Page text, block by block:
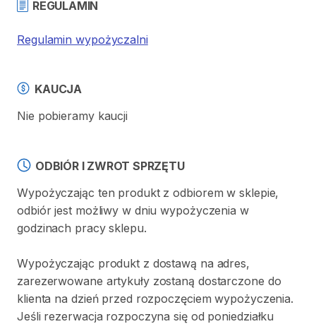
REGULAMIN
Regulamin wypożyczalni
KAUCJA
Nie pobieramy kaucji
ODBIÓR I ZWROT SPRZĘTU
Wypożyczając ten produkt z odbiorem w sklepie,
odbiór jest możliwy w dniu wypożyczenia w
godzinach pracy sklepu.
Wypożyczając produkt z dostawą na adres,
zarezerwowane artykuły zostaną dostarczone do
klienta na dzień przed rozpoczęciem wypożyczenia.
Jeśli rezerwacja rozpoczyna się od poniedziałku